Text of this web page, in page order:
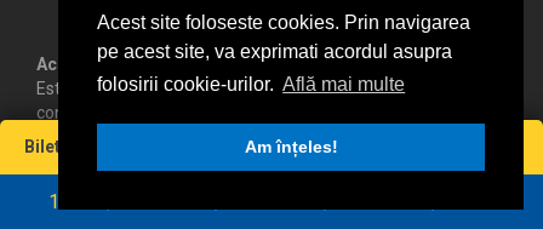
Acest site foloseste cookies. Prin navigarea
pe acest site, va exprimati acordul asupra
folosirii cookie-urilor. Află mai multe
Am înțeles!
Accesul persoanelor sub 18 ani este strict interzis.
Este responsabilitatea fiecărui jucător să acționeze în
conformitate cu reglementările în vigoare precum și a
termenilor și condițiilor noastre.
Jocurile de noroc implică risc financiar, jucați cu grijă.
Bilet virtual 0
1